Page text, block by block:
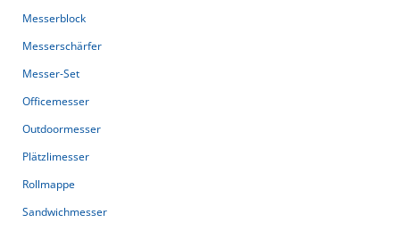
Messerblock
Messerschärfer
Messer-Set
Officemesser
Outdoormesser
Plätzlimesser
Rollmappe
Sandwichmesser